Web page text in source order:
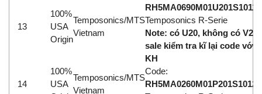
Eltex-Elektrostatik
ELVEM Vietnam
Emaco
13
100%
USA
Origin
Temposonics/MTS
Vietnam
Temposonics R-Serie
Note: có U20, không có V20,
sale kiểm tra kĩ lại code với
KH
14
100%
USA
Temposonics/MTS
Vietnam
Code: